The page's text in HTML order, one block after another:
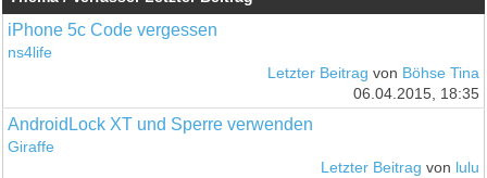
iPhone 5c Code vergessen
ns4life
Letzter Beitrag von Böhse Tina
06.04.2015, 18:35
AndroidLock XT und Sperre verwenden
Giraffe
Letzter Beitrag von lulu